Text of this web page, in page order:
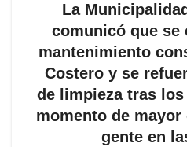
La
comunicó que se
mantenimiento
Costero y se
de limpieza tras
momento de
gente en